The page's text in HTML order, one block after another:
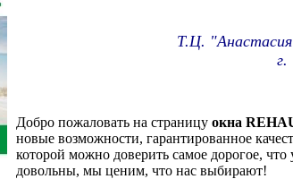
Т.Ц.
г.
Добро пожаловать на страницу окна
новые возможности, гарантированное
которой можно доверить самое дорогое,
довольны, мы ценим, что нас выбирают!